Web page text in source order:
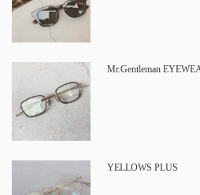
Mr.Gentleman
YELLOWS PLUS